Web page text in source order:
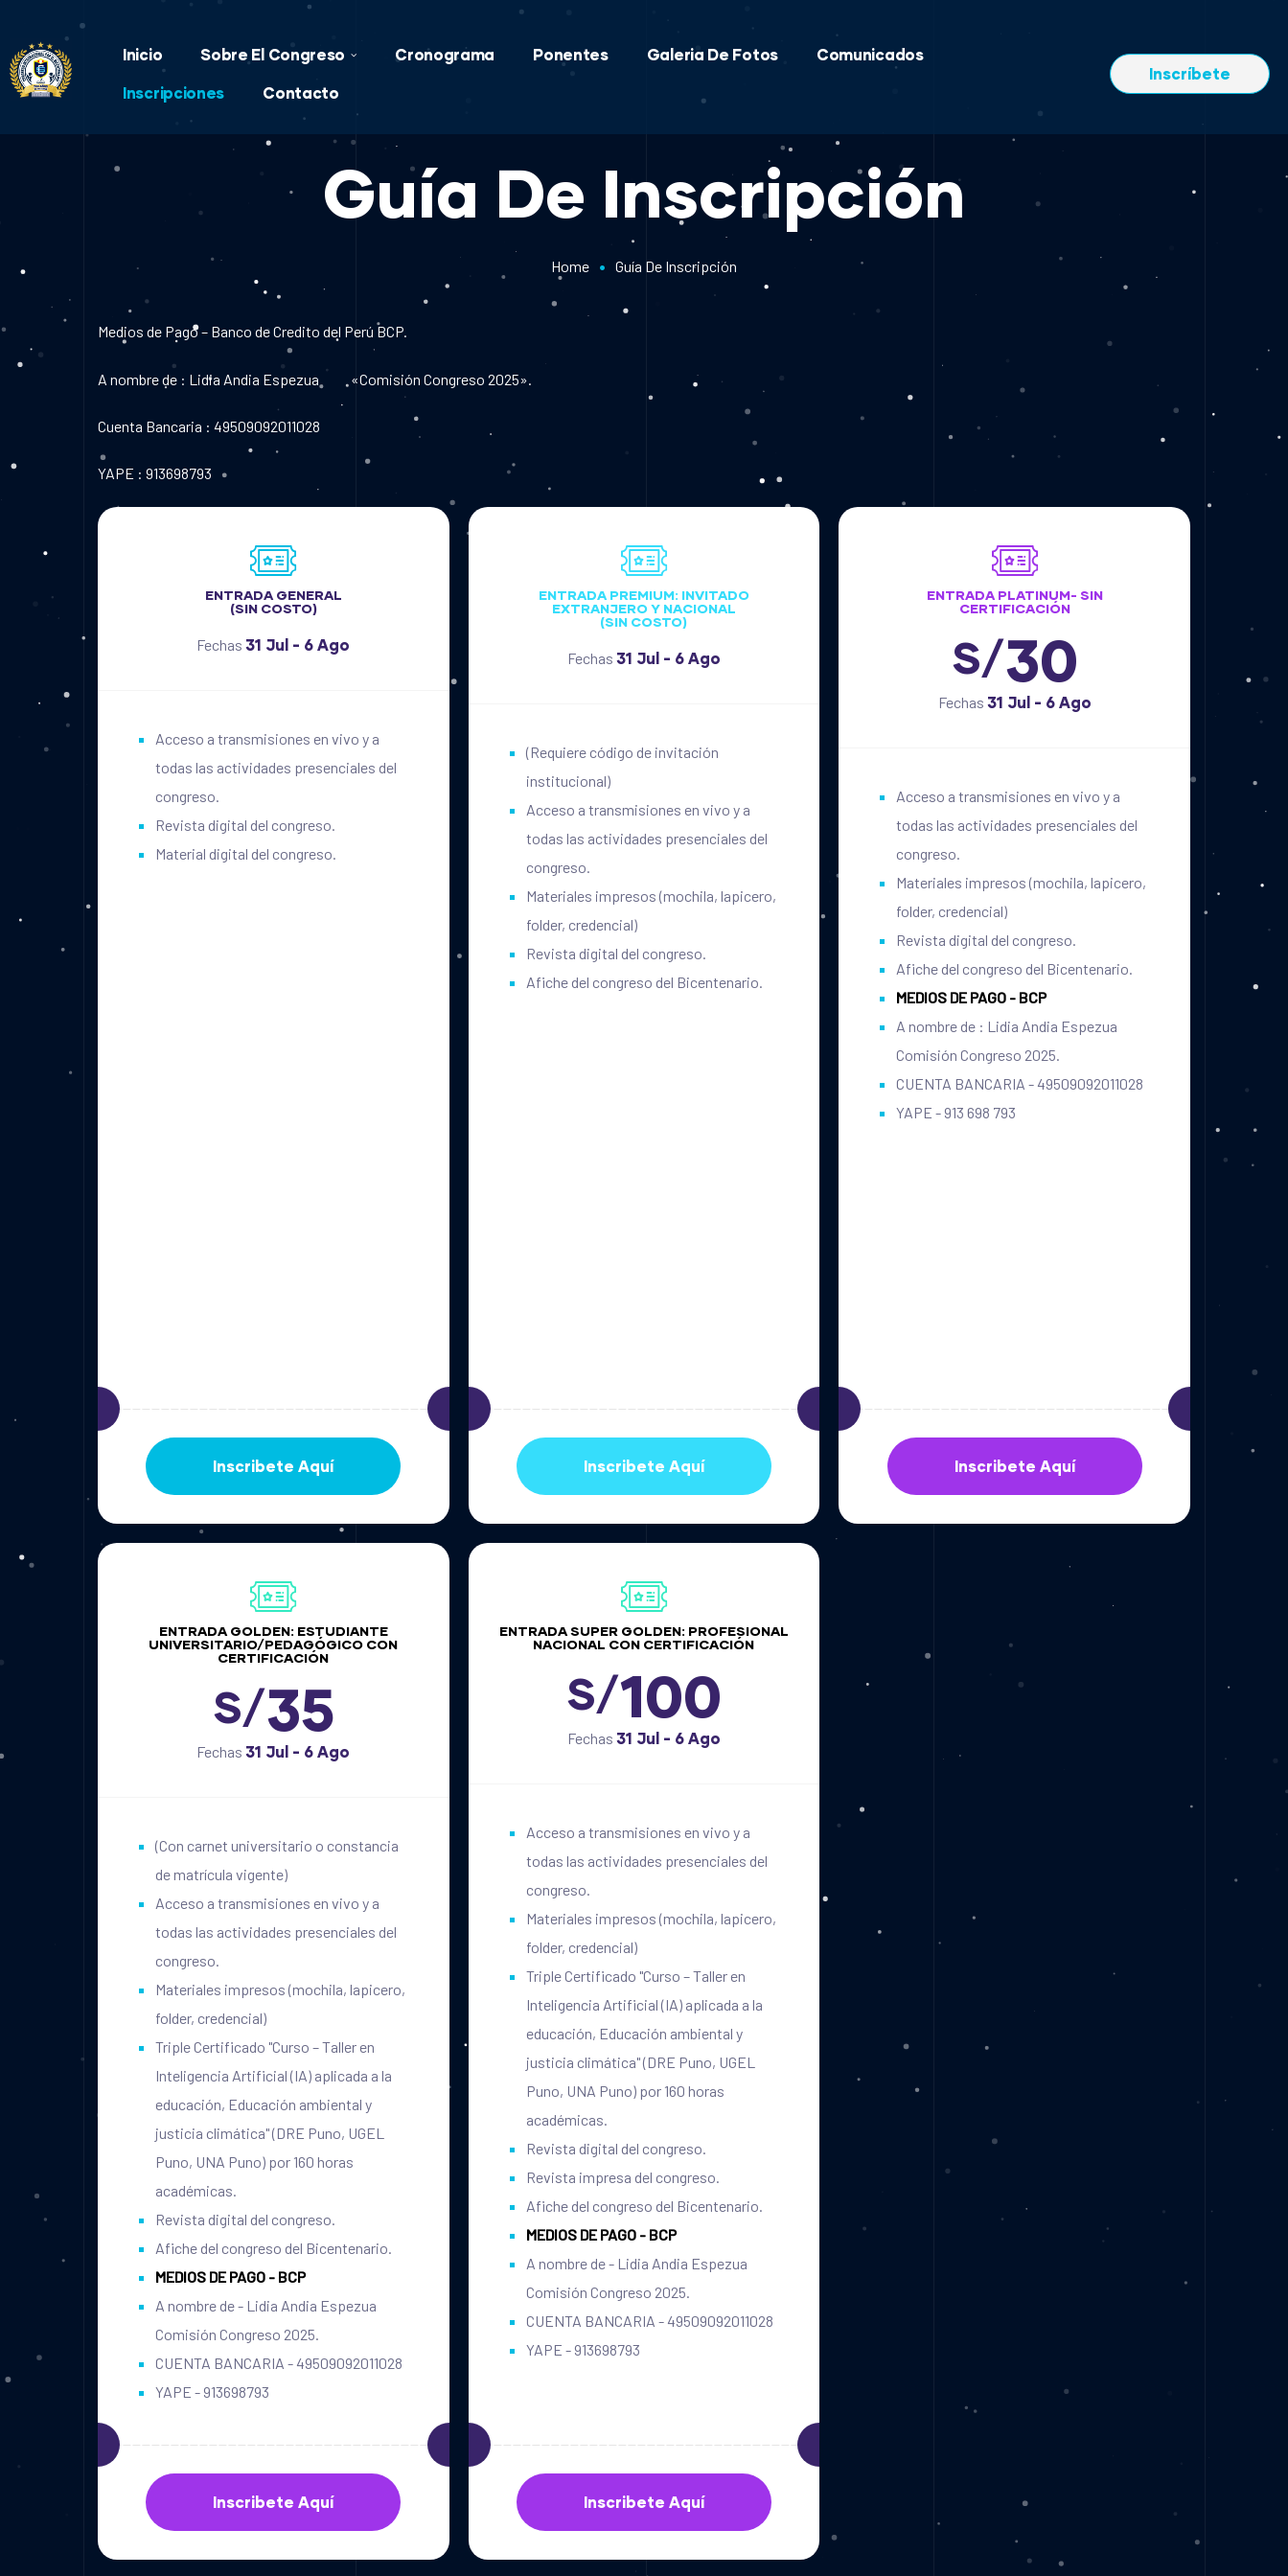
Inicio Sobre El Congreso Cronograma Ponentes Galeria De Fotos Comunicados
Inscripciones Contacto
Inscríbete
Guía De Inscripción
Home • Guía De Inscripción
Medios de Pago – Banco de Credito del Perú BCP.
A nombre de : Lidia Andia Espezua «Comisión Congreso 2025».
Cuenta Bancaria : 49509092011028
YAPE : 913698793
ENTRADA GENERAL
(SIN COSTO)
Fechas 31 Jul - 6 Ago
Acceso a transmisiones en vivo y a
todas las actividades presenciales del
congreso.
Revista digital del congreso.
Material digital del congreso.
Inscribete Aquí
ENTRADA PREMIUM: INVITADO
EXTRANJERO Y NACIONAL
(SIN COSTO)
Fechas 31 Jul - 6 Ago
(Requiere código de invitación
institucional)
Acceso a transmisiones en vivo y a
todas las actividades presenciales del
congreso.
Materiales impresos (mochila, lapicero,
folder, credencial)
Revista digital del congreso.
Afiche del congreso del Bicentenario.
Inscribete Aquí
ENTRADA PLATINUM- SIN
CERTIFICACIÓN
S/30
Fechas 31 Jul - 6 Ago
Acceso a transmisiones en vivo y a
todas las actividades presenciales del
congreso.
Materiales impresos (mochila, lapicero,
folder, credencial)
Revista digital del congreso.
Afiche del congreso del Bicentenario.
MEDIOS DE PAGO - BCP
A nombre de : Lidia Andia Espezua
Comisión Congreso 2025.
CUENTA BANCARIA - 49509092011028
YAPE - 913 698 793
Inscribete Aquí
ENTRADA GOLDEN: ESTUDIANTE
UNIVERSITARIO/PEDAGÓGICO CON
CERTIFICACIÓN
S/35
Fechas 31 Jul - 6 Ago
(Con carnet universitario o constancia
de matrícula vigente)
Acceso a transmisiones en vivo y a
todas las actividades presenciales del
congreso.
Materiales impresos (mochila, lapicero,
folder, credencial)
Triple Certificado "Curso – Taller en
Inteligencia Artificial (IA) aplicada a la
educación, Educación ambiental y
justicia climática" (DRE Puno, UGEL
Puno, UNA Puno) por 160 horas
académicas.
Revista digital del congreso.
Afiche del congreso del Bicentenario.
MEDIOS DE PAGO - BCP
A nombre de - Lidia Andia Espezua
Comisión Congreso 2025.
CUENTA BANCARIA - 49509092011028
YAPE - 913698793
Inscribete Aquí
ENTRADA SUPER GOLDEN: PROFESIONAL
NACIONAL CON CERTIFICACIÓN
S/100
Fechas 31 Jul - 6 Ago
Acceso a transmisiones en vivo y a
todas las actividades presenciales del
congreso.
Materiales impresos (mochila, lapicero,
folder, credencial)
Triple Certificado "Curso – Taller en
Inteligencia Artificial (IA) aplicada a la
educación, Educación ambiental y
justicia climática" (DRE Puno, UGEL
Puno, UNA Puno) por 160 horas
académicas.
Revista digital del congreso.
Revista impresa del congreso.
Afiche del congreso del Bicentenario.
MEDIOS DE PAGO - BCP
A nombre de - Lidia Andia Espezua
Comisión Congreso 2025.
CUENTA BANCARIA - 49509092011028
YAPE - 913698793
Inscribete Aquí